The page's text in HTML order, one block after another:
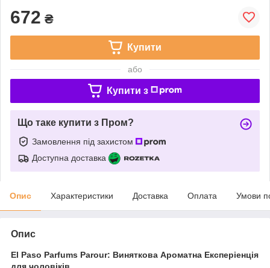
672 ₴
Купити
або
Купити з
Що таке купити з Пром?
Замовлення під захистом
Доступна доставка
Опис Характеристики Доставка Оплата Умови
Опис
El Paso Parfums Parour: Виняткова Ароматна Експеріенція
для чоловіків